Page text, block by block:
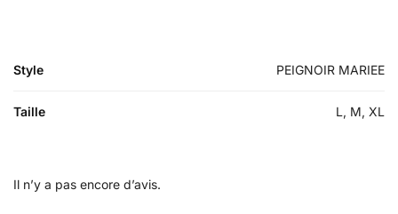
Style PEIGNOIR MARIEE
Taille L, M, XL
Il n’y a pas encore d’avis.